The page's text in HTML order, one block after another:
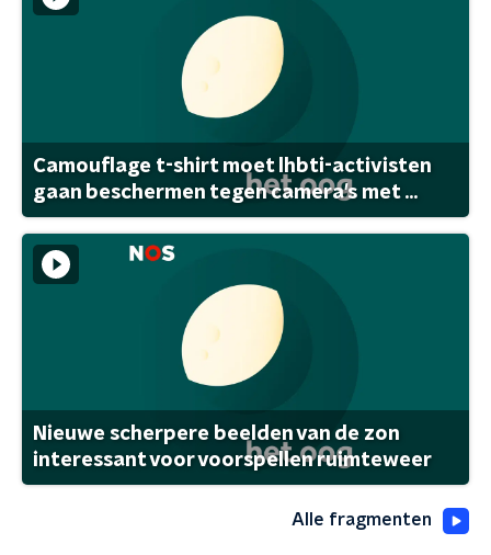
Camouflage t-shirt moet lhbti-activisten
gaan beschermen tegen camera's met ...
Nieuwe scherpere beelden van de zon
interessant voor voorspellen ruimteweer
Alle fragmenten